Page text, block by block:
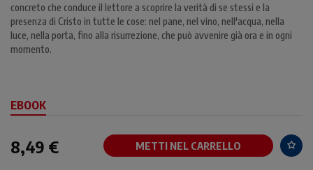
concreto che conduce il lettore a scoprire la verità di se stessi e la
presenza di Cristo in tutte le cose: nel pane, nel vino, nell'acqua, nella
luce, nella porta, fino alla risurrezione, che può avvenire già ora e in ogni
momento.
EBOOK
8,49 € METTI NEL CARRELLO